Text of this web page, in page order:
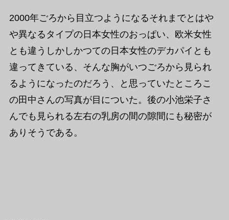
2000年ごろから目立つようになるそれまでとはや
や異なるタイプの日本女性のおっぱい、欧米女性
とも違うしかしかつての日本女性のデカパイとも
違ってきている、そんな胸がいつごろから見られ
るようになったのだろう、と思っていたところこ
の田中さんの写真が目についた。後の小池栄子さ
んでも見られる左右の乳房の間の隙間にも秘密が
ありそうである。